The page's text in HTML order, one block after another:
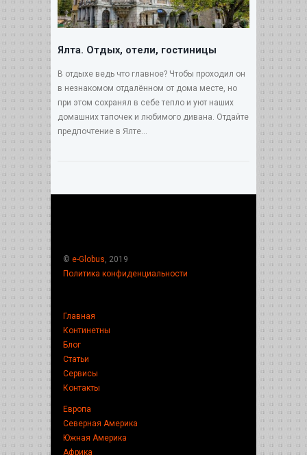
Ялта. Отдых, отели, гостиницы
В отдыхе ведь что главное? Чтобы проходил он
в незнакомом отдалённом от дома месте, но
при этом сохранял в себе тепло и уют наших
домашних тапочек и любимого дивана. Отдайте
предпочтение в Ялте...
© e-Globus, 2019
Политика конфиденциальности
Главная
Континетны
Блог
Статьи
Сервисы
Контакты
Европа
Северная Америка
Южная Америка
Африка